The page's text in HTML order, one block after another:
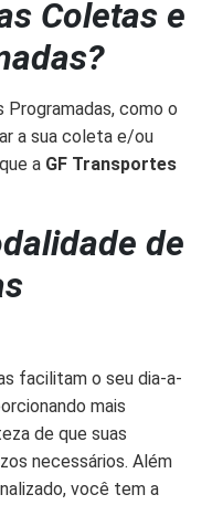
Coletas e
Programadas, como o
a sua coleta e/ou
a GF Transportes
de
facilitam o seu dia-a-
mais
de que suas
necessários. Além
você tem a